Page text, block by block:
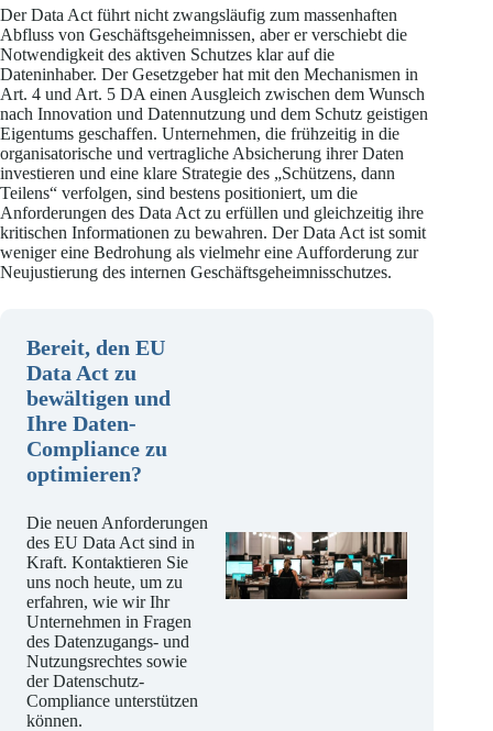
Der Data Act führt nicht zwangsläufig zum massenhaften
Abfluss von Geschäftsgeheimnissen, aber er verschiebt die
Notwendigkeit des aktiven Schutzes klar auf die
Dateninhaber. Der Gesetzgeber hat mit den Mechanismen in
Art. 4 und Art. 5 DA einen Ausgleich zwischen dem Wunsch
nach Innovation und Datennutzung und dem Schutz geistigen
Eigentums geschaffen. Unternehmen, die frühzeitig in die
organisatorische und vertragliche Absicherung ihrer Daten
investieren und eine klare Strategie des „Schützens, dann
Teilens“ verfolgen, sind bestens positioniert, um die
Anforderungen des Data Act zu erfüllen und gleichzeitig ihre
kritischen Informationen zu bewahren. Der Data Act ist somit
weniger eine Bedrohung als vielmehr eine Aufforderung zur
Neujustierung des internen Geschäftsgeheimnisschutzes.
Bereit, den EU
Data Act zu
bewältigen und
Ihre Daten-
Compliance zu
optimieren?
Die neuen Anforderungen
des EU Data Act sind in
Kraft. Kontaktieren Sie
uns noch heute, um zu
erfahren, wie wir Ihr
Unternehmen in Fragen
des Datenzugangs- und
Nutzungsrechtes sowie
der Datenschutz-
Compliance unterstützen
können.